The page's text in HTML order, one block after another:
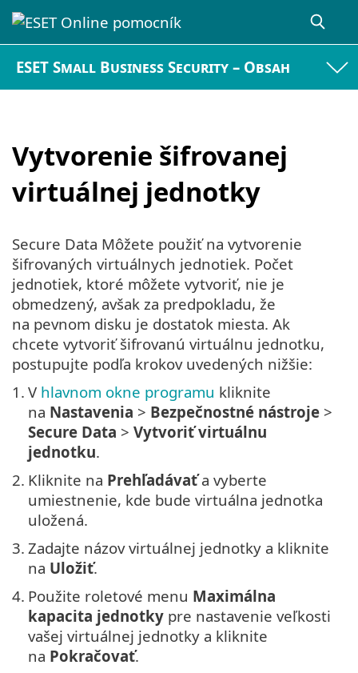
ESET Small Business Security – Obsah
Vytvorenie šifrovanej
virtuálnej jednotky
Secure Data Môžete použiť na vytvorenie
šifrovaných virtuálnych jednotiek. Počet
jednotiek, ktoré môžete vytvoriť, nie je
obmedzený, avšak za predpokladu, že
na pevnom disku je dostatok miesta. Ak
chcete vytvoriť šifrovanú virtuálnu jednotku,
postupujte podľa krokov uvedených nižšie:
1. V hlavnom okne programu kliknite
na Nastavenia > Bezpečnostné nástroje >
Secure Data > Vytvoriť virtuálnu
jednotku.
2. Kliknite na Prehľadávaťa vyberte
umiestnenie, kde bude virtuálna jednotka
uložená.
3. Zadajte názov virtuálnej jednotky a kliknite
na Uložiť.
4. Použite roletové menu Maximálna
kapacita jednotky pre nastavenie veľkosti
vašej virtuálnej jednotky a kliknite
na Pokračovať.